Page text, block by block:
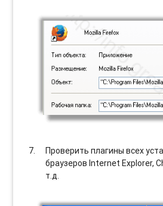
Проверить плагины всех
браузеров Internet Explorer,
т.д.